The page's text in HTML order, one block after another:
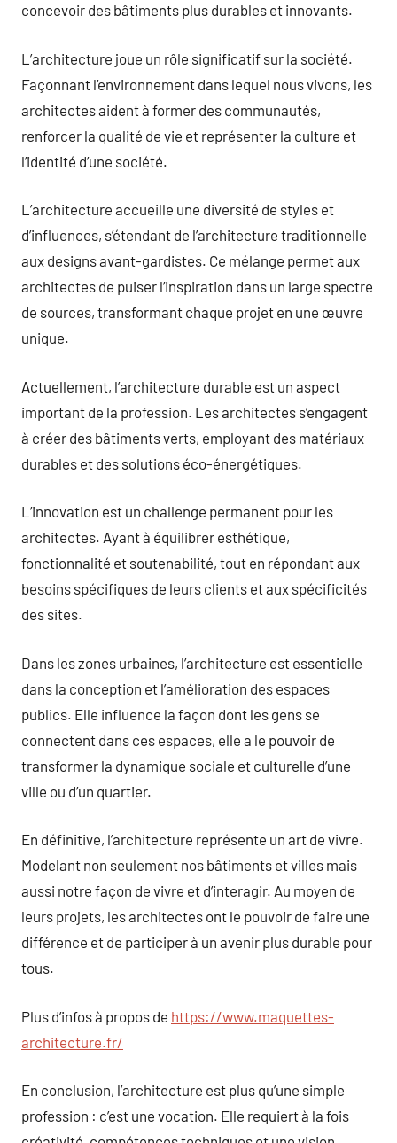
concevoir des bâtiments plus durables et innovants.
L’architecture joue un rôle significatif sur la société.
Façonnant l’environnement dans lequel nous vivons, les
architectes aident à former des communautés,
renforcer la qualité de vie et représenter la culture et
l’identité d’une société.
L’architecture accueille une diversité de styles et
d’influences, s’étendant de l’architecture traditionnelle
aux designs avant-gardistes. Ce mélange permet aux
architectes de puiser l’inspiration dans un large spectre
de sources, transformant chaque projet en une œuvre
unique.
Actuellement, l’architecture durable est un aspect
important de la profession. Les architectes s’engagent
à créer des bâtiments verts, employant des matériaux
durables et des solutions éco-énergétiques.
L’innovation est un challenge permanent pour les
architectes. Ayant à équilibrer esthétique,
fonctionnalité et soutenabilité, tout en répondant aux
besoins spécifiques de leurs clients et aux spécificités
des sites.
Dans les zones urbaines, l’architecture est essentielle
dans la conception et l’amélioration des espaces
publics. Elle influence la façon dont les gens se
connectent dans ces espaces, elle a le pouvoir de
transformer la dynamique sociale et culturelle d’une
ville ou d’un quartier.
En définitive, l’architecture représente un art de vivre.
Modelant non seulement nos bâtiments et villes mais
aussi notre façon de vivre et d’interagir. Au moyen de
leurs projets, les architectes ont le pouvoir de faire une
différence et de participer à un avenir plus durable pour
tous.
Plus d’infos à propos de https://www.maquettes-
architecture.fr/
En conclusion, l’architecture est plus qu’une simple
profession : c’est une vocation. Elle requiert à la fois